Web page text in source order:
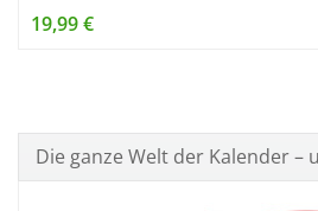
19,99 €
Die ganze Welt der Kalender –